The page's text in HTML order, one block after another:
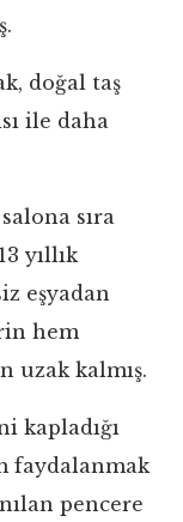
doğal taş
ile daha
sıra
yıllık
eşyadan
hem
uzak kalmış.
kapladığı
faydalanmak
pencere